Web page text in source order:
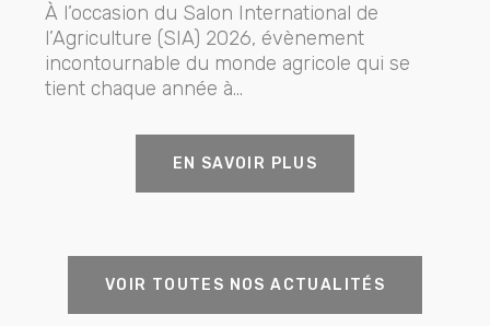
À l’occasion du Salon International de
l’Agriculture (SIA) 2026, évènement
incontournable du monde agricole qui se
tient chaque année à...
EN SAVOIR PLUS
VOIR TOUTES NOS ACTUALITÉS